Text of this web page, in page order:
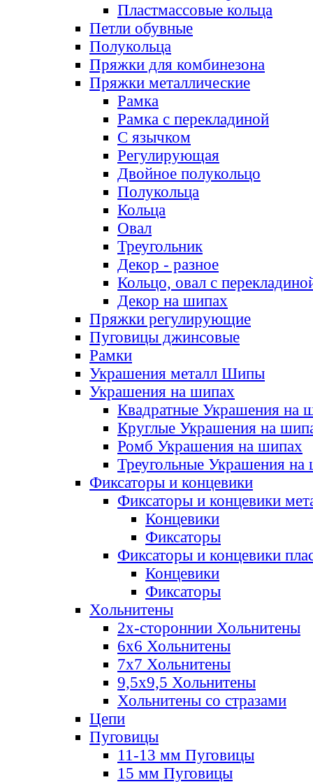
Пластмассовые кольца
Петли обувные
Полукольца
Пряжки для комбинезона
Пряжки металлические
Рамка
Рамка с перекладиной
С язычком
Регулирующая
Двойное полукольцо
Полукольца
Кольца
Овал
Треугольник
Декор - разное
Кольцо, овал с
Декор на шипах
Пряжки регулирующие
Пуговицы джинсовые
Рамки
Украшения металл Шипы
Украшения на шипах
Квадратные Украшения на
Круглые Украшения на
Ромб Украшения на шипах
Треугольные Украшения на
Фиксаторы и концевики
Фиксаторы и концевики
Концевики
Фиксаторы
Фиксаторы и концевики
Концевики
Фиксаторы
Хольнитены
2х-стороннии Хольнитены
6х6 Хольнитены
7х7 Хольнитены
9,5х9,5 Хольнитены
Хольнитены со стразами
Цепи
Пуговицы
11-13 мм Пуговицы
15 мм Пуговицы